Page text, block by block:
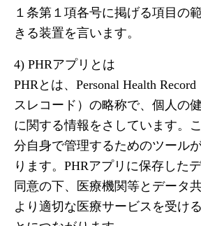
１条第１項各号に掲げる項目の
きる装置を言います。
4) PHRアプリとは
PHRとは、Personal Health
スレコード）の略称で、個人の
に関する情報をさしています。
分自身で管理するためのツール
ります。PHRアプリに保存した
同意の下、医療機関等とデータ
より適切な医療サービスを受け